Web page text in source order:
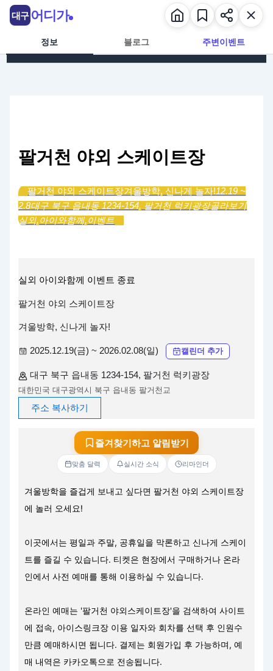
콘텐츠로 건너뛰기
정보 블로그 주변이벤트
팔거천 야외 스케이트장
팔거천 야외 스케이트장겨울방학, 신나게 놀자!12.19 ~
2.8대구 북구 읍내동 1234-154, 팔거천 럭키광장골라보기
실외,아이와함께,이벤트
실외 아이와함께 이벤트 종료
팔거천 야외 스케이트장
겨울방학, 신나게 놀자!
2025.12.19(금) ~ 2026.02.08(일) 캘린더 추가
대구 북구 읍내동 1234-154, 팔거천 럭키광장
대한민국 대구광역시 북구 읍내동 팔거천교
주소 복사하기
즐겨찾기하고 알림받기
맞춤 달력 실시간 소식 리마인더
겨울방학을 즐겁게 보내고 싶다면 팔거천 야외 스케이트장
에 놀러 오세요!
이곳에서는 평일과 주말, 공휴일을 막론하고 신나게 스케이
트를 즐길 수 있습니다. 티켓은 현장에서 구매하거나 온라
인에서 사전 예매를 통해 이용하실 수 있습니다.
온라인 예매는 '팔거천 야외스케이트장'을 검색하여 사이트
에 접속, 아이스링크장 이용 일자와 회차를 선택 후 인원수
만큼 예매하시면 됩니다. 결제는 회원가입 후 가능하며, 예
매 내역은 카카오톡으로 전송됩니다.
대구 어디가